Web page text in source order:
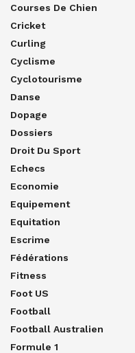
Courses De Chien
Cricket
Curling
Cyclisme
Cyclotourisme
Danse
Dopage
Dossiers
Droit Du Sport
Echecs
Economie
Equipement
Equitation
Escrime
Fédérations
Fitness
Foot US
Football
Football Australien
Formule 1